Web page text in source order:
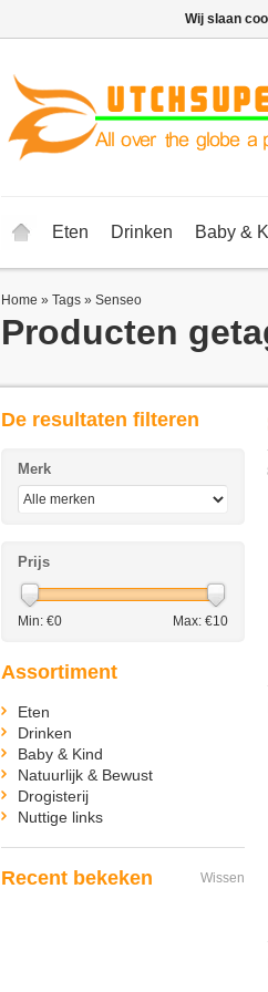
Eten Drinken Baby &
Home » Tags » Senseo
Producten
De resultaten filteren
Merk
Prijs
Min: €0 Max: €10
Assortiment
Eten
Drinken
Baby & Kind
Natuurlijk & Bewust
Drogisterij
Nuttige links
Recent bekeken Wissen
Wij slaan